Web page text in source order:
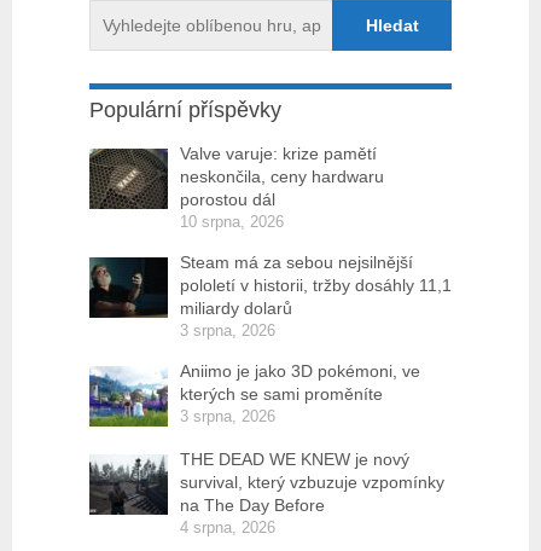
Populární příspěvky
Valve varuje: krize pamětí
neskončila, ceny hardwaru
porostou dál
10 srpna, 2026
Steam má za sebou nejsilnější
pololetí v historii, tržby dosáhly 11,1
miliardy dolarů
3 srpna, 2026
Aniimo je jako 3D pokémoni, ve
kterých se sami proměníte
3 srpna, 2026
THE DEAD WE KNEW je nový
survival, který vzbuzuje vzpomínky
na The Day Before
4 srpna, 2026